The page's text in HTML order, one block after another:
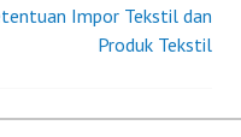
Impor Tekstil dan
Produk Tekstil